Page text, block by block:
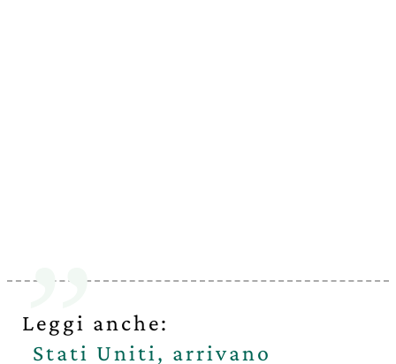
Leggi anche:
Stati Uniti, arrivano